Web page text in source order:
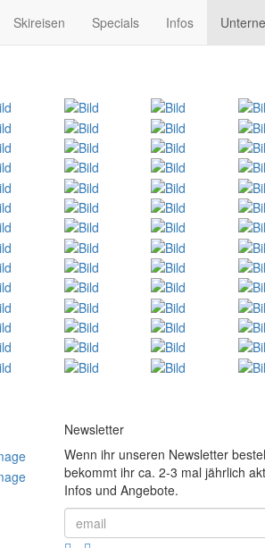
Skireisen Specials Infos
Newsletter
Wenn ihr unseren Newsletter
bekommt ihr ca. 2-3 mal jährlich
Infos und Angebote.